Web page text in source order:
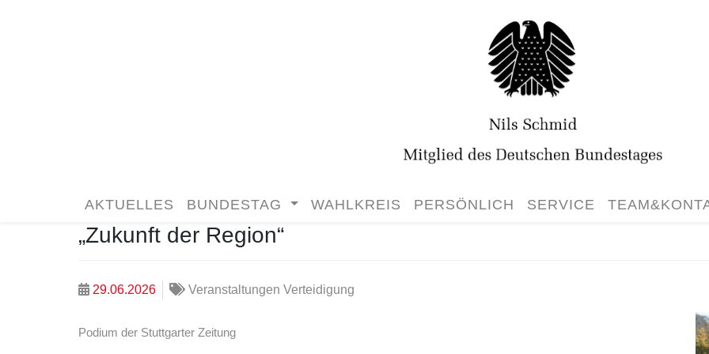
AKTUELLES BUNDESTAG WAHLKREIS PERSÖNLICH SERVICE
„Zukunft der Region“
29.06.2026 Veranstaltungen Verteidigung
Podium der Stuttgarter Zeitung